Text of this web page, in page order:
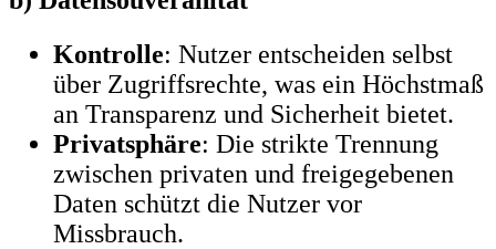
Kontrolle: Nutzer entscheiden selbst
über Zugriffsrechte, was ein Höchstmaß
an Transparenz und Sicherheit bietet.
Privatsphäre: Die strikte Trennung
zwischen privaten und freigegebenen
Daten schützt die Nutzer vor
Missbrauch.